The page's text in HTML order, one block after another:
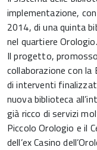
implementazione,
2014, di una quinta
nel quartiere Orologio.
Il progetto,
collaborazione con la
di interventi
nuova biblioteca
già ricco di servizi
Piccolo Orologio e il
dell’ex Casino